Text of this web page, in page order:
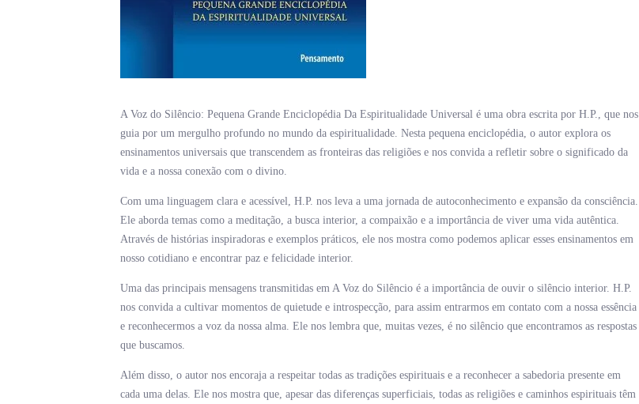
A Voz do Silêncio: Pequena Grande Enciclopédia Da Espiritualidade Universal é uma obra escrita por H.P., que nos
guia por um mergulho profundo no mundo da espiritualidade. Nesta pequena enciclopédia, o autor explora os
ensinamentos universais que transcendem as fronteiras das religiões e nos convida a refletir sobre o significado da
vida e a nossa conexão com o divino.
Com uma linguagem clara e acessível, H.P. nos leva a uma jornada de autoconhecimento e expansão da consciência.
Ele aborda temas como a meditação, a busca interior, a compaixão e a importância de viver uma vida autêntica.
Através de histórias inspiradoras e exemplos práticos, ele nos mostra como podemos aplicar esses ensinamentos em
nosso cotidiano e encontrar paz e felicidade interior.
Uma das principais mensagens transmitidas em A Voz do Silêncio é a importância de ouvir o silêncio interior. H.P.
nos convida a cultivar momentos de quietude e introspecção, para assim entrarmos em contato com a nossa essência
e reconhecermos a voz da nossa alma. Ele nos lembra que, muitas vezes, é no silêncio que encontramos as respostas
que buscamos.
Além disso, o autor nos encoraja a respeitar todas as tradições espirituais e a reconhecer a sabedoria presente em
cada uma delas. Ele nos mostra que, apesar das diferenças superficiais, todas as religiões e caminhos espirituais têm